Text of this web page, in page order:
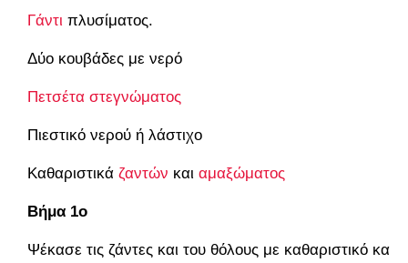
Γάντι πλυσίματος.
Δύο κουβάδες με νερό
Πετσέτα στεγνώματος
Πιεστικό νερού ή λάστιχο
Καθαριστικά ζαντών και αμαξώματος
Βήμα 1ο
Ψέκασε τις ζάντες και του θόλους με καθαριστικό και